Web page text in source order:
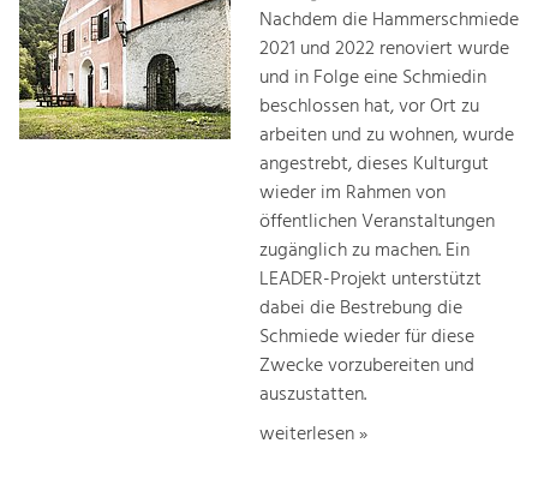
Nachdem die Hammerschmiede
2021 und 2022 renoviert wurde
und in Folge eine Schmiedin
beschlossen hat, vor Ort zu
arbeiten und zu wohnen, wurde
angestrebt, dieses Kulturgut
wieder im Rahmen von
öffentlichen Veranstaltungen
zugänglich zu machen. Ein
LEADER-Projekt unterstützt
dabei die Bestrebung die
Schmiede wieder für diese
Zwecke vorzubereiten und
auszustatten.
weiterlesen »